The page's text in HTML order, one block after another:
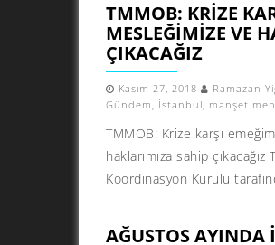
TMMOB: KRIZE
MESLEĞIMIZE VE
ÇIKACAĞIZ
Kasım 27, 2018 Ramazan
Gündem , İstanbul, manşet
TMMOB: Krize karşı
haklarımıza sahip
Koordinasyon Kurulu
AĞUSTOS AYINDA